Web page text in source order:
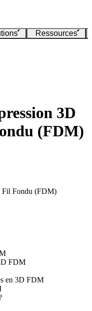
Ressources
3D
(FDM)
Fil Fondu (FDM)
FDM
en 3D FDM